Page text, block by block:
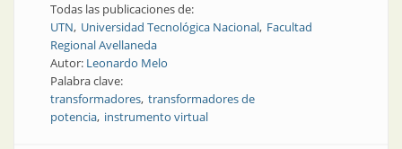
Todas las publicaciones de:
UTN Universidad Tecnológica Nacional Facultad
Regional Avellaneda
Autor: Leonardo Melo
Palabra clave:
transformadores transformadores de
potencia instrumento virtual